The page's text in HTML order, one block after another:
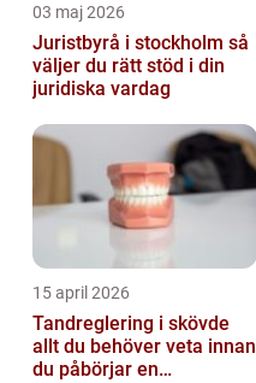
03 maj 2026
Juristbyrå i stockholm så
väljer du rätt stöd i din
juridiska vardag
15 april 2026
Tandreglering i skövde
allt du behöver veta innan
du påbörjar en